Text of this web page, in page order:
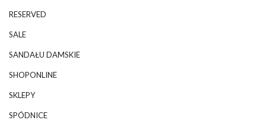
RESERVED
SALE
SANDAŁU DAMSKIE
SHOPONLINE
SKLEPY
SPÓDNICE